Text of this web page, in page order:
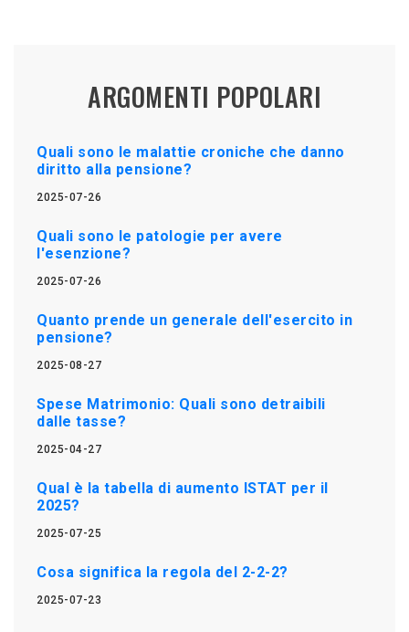
ARGOMENTI POPOLARI
Quali sono le malattie croniche che danno
diritto alla pensione?
2025-07-26
Quali sono le patologie per avere
l'esenzione?
2025-07-26
Quanto prende un generale dell'esercito in
pensione?
2025-08-27
Spese Matrimonio: Quali sono detraibili
dalle tasse?
2025-04-27
Qual è la tabella di aumento ISTAT per il
2025?
2025-07-25
Cosa significa la regola del 2-2-2?
2025-07-23